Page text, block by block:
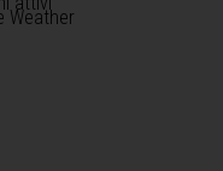
Weather